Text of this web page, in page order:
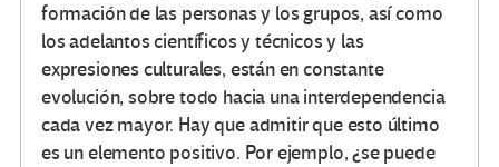
formación de las personas y los grupos, así como
los adelantos científicos y técnicos y las
expresiones culturales, están en constante
evolución, sobre todo hacia una interdependencia
cada vez mayor. Hay que admitir que esto último
es un elemento positivo. Por ejemplo, ¿se puede